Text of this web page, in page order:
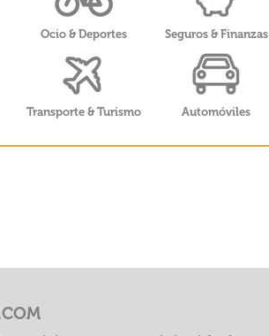
Ocio & Deportes Seguros & Finanzas
Transporte & Turismo Automóviles